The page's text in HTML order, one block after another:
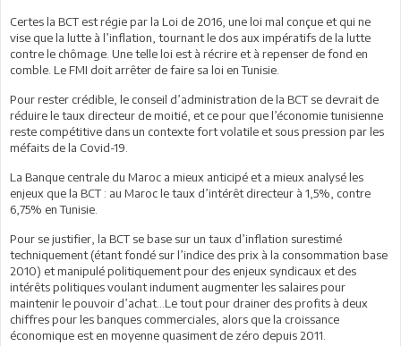
Certes la BCT est régie par la Loi de 2016, une loi mal conçue et qui ne
vise que la lutte à l’inflation, tournant le dos aux impératifs de la lutte
contre le chômage. Une telle loi est à récrire et à repenser de fond en
comble. Le FMI doit arrêter de faire sa loi en Tunisie.
Pour rester crédible, le conseil d’administration de la BCT se devrait de
réduire le taux directeur de moitié, et ce pour que l’économie tunisienne
reste compétitive dans un contexte fort volatile et sous pression par les
méfaits de la Covid-19.
La Banque centrale du Maroc a mieux anticipé et a mieux analysé les
enjeux que la BCT : au Maroc le taux d’intérêt directeur à 1,5%, contre
6,75% en Tunisie.
Pour se justifier, la BCT se base sur un taux d’inflation surestimé
techniquement (étant fondé sur l’indice des prix à la consommation base
2010) et manipulé politiquement pour des enjeux syndicaux et des
intérêts politiques voulant indument augmenter les salaires pour
maintenir le pouvoir d’achat…Le tout pour drainer des profits à deux
chiffres pour les banques commerciales, alors que la croissance
économique est en moyenne quasiment de zéro depuis 2011.